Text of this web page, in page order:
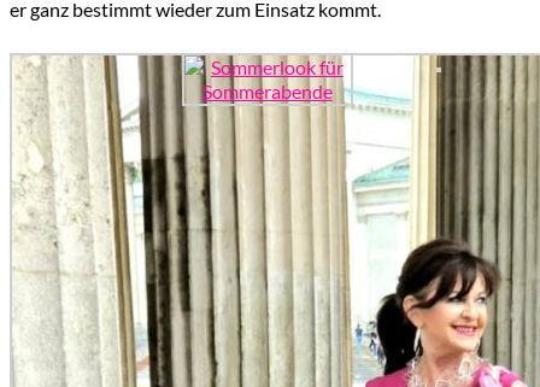
er ganz bestimmt wieder zum Einsatz kommt.